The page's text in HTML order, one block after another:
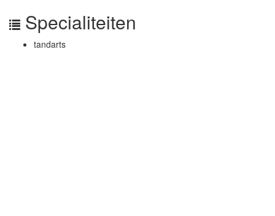
Specialiteiten
tandarts